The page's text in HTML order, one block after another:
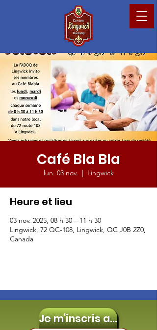
Café Bla Bla
lun. 03 nov.
  |
Lingwick
Heure et lieu
03 nov. 2025, 08 h 30 – 11 h 30
Lingwick, 72 QC-108, Lingwick, QC J0B 2Z0,
Canada
Je m'inscris aux